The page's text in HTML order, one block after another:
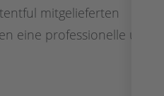
mitgelieferten
eine professionelle und